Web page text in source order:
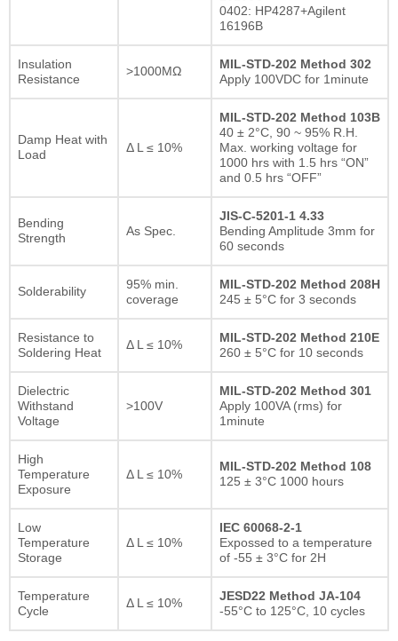
0402: HP4287+Agilent
16196B
Insulation
Resistance
>1000MΩ
MIL-STD-202 Method 302
Apply 100VDC for 1minute
Damp Heat with
Load
Δ L ≤ 10%
MIL-STD-202 Method 103B
40 ± 2°C, 90 ~ 95% R.H.
Max. working voltage for
1000 hrs with 1.5 hrs “ON”
and 0.5 hrs “OFF”
Bending
Strength
As Spec.
JIS-C-5201-1 4.33
Bending Amplitude 3mm for
60 seconds
Solderability
95% min.
coverage
MIL-STD-202 Method 208H
245 ± 5°C for 3 seconds
Resistance to
Soldering Heat
Δ L ≤ 10%
MIL-STD-202 Method 210E
260 ± 5°C for 10 seconds
Dielectric
Withstand
Voltage
>100V
MIL-STD-202 Method 301
Apply 100VA (rms) for
1minute
High
Temperature
Exposure
Δ L ≤ 10%
MIL-STD-202 Method 108
125 ± 3°C 1000 hours
Low
Temperature
Storage
Δ L ≤ 10%
IEC 60068-2-1
Expossed to a temperature
of -55 ± 3°C for 2H
Temperature
Cycle
Δ L ≤ 10%
JESD22 Method JA-104
-55°C to 125°C, 10 cycles